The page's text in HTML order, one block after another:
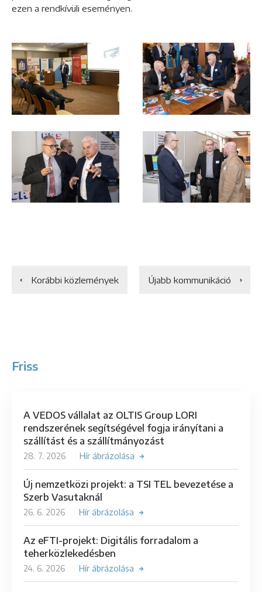
ezen a rendkívüli eseményen.
Korábbi közlemények Újabb kommunikáció
Friss
A VEDOS vállalat az OLTIS Group LORI
rendszerének segítségével fogja irányítani a
szállítást és a szállítmányozást
28. 7. 2026 Hír ábrázolása
Új nemzetközi projekt: a TSI TEL bevezetése a
Szerb Vasutaknál
26. 6. 2026 Hír ábrázolása
Az eFTI-projekt: Digitális forradalom a
teherközlekedésben
24. 6. 2026 Hír ábrázolása